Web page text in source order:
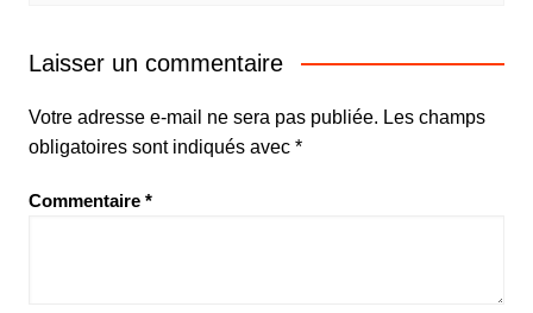
Laisser un commentaire
Votre adresse e-mail ne sera pas publiée. Les champs
obligatoires sont indiqués avec *
Commentaire *